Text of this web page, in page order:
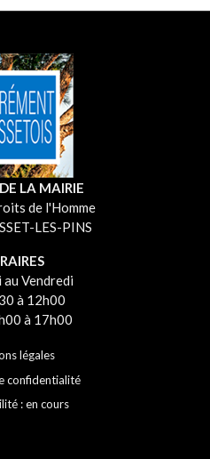
LA MAIRIE
de l'Homme
LES-PINS
au Vendredi
à 12h00
à 17h00
légales
confidentialité
: en cours